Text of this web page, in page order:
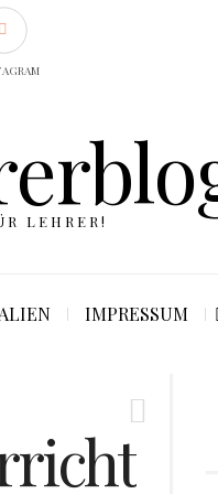
LEHRER!
IMPRESSUM